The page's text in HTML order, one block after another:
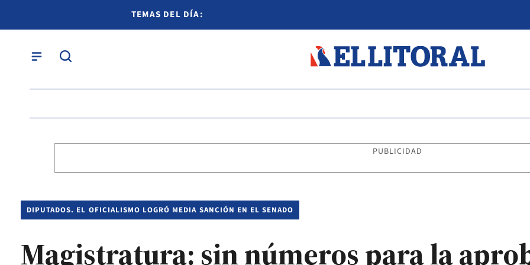
TEMAS DEL DÍA:
PUBLICIDAD
DIPUTADOS. EL OFICIALISMO LOGRÓ MEDIA SANCIÓN EN EL SENADO
Magistratura: sin números para la